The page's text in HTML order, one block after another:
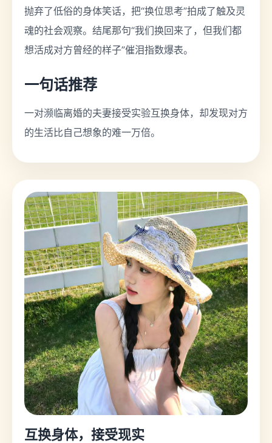
抛弃了低俗的身体笑话，把“换位思考”拍成了触及灵
魂的社会观察。结尾那句“我们换回来了，但我们都
想活成对方曾经的样子”催泪指数爆表。
一句话推荐
一对濒临离婚的夫妻接受实验互换身体，却发现对方
的生活比自己想象的难一万倍。
互换身体，接受现实